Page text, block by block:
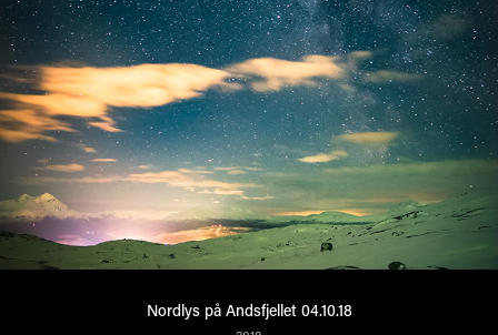
Nordlys på Andsfjellet 04.10.18